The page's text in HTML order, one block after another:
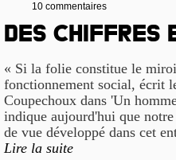
10 commentaires
Des chiffres
« Si la folie constitue le
fonctionnement social, écrit
Coupechoux dans 'Un
indique aujourd'hui que
de vue développé dans cet
Lire la suite